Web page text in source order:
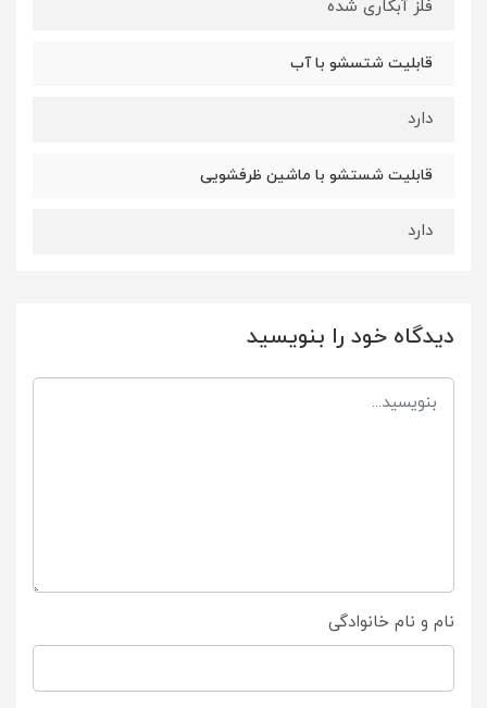
فلز آبکاری شده
قابلیت شتسشو با آب
دارد
قابلیت شستشو با ماشین ظرفشویی
دارد
دیدگاه خود را بنویسید
نام و نام خانوادگی